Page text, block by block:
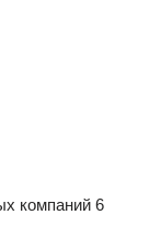
компаний 6